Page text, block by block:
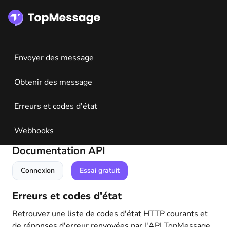
Envoyer des message
Obtenir des message
Erreurs et codes d'état
Webhooks
Documentation API
Connexion Essai gratuit
Erreurs et codes d'état
Retrouvez une liste de codes d'état HTTP courants et